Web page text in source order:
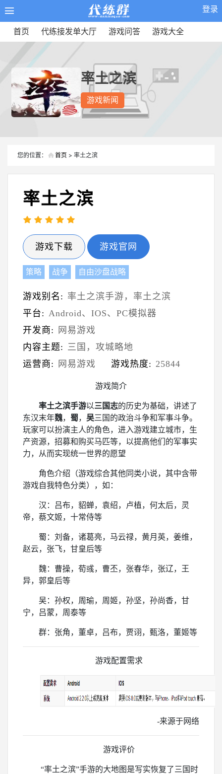
登录
首页 代练接发单大厅 游戏问答 游戏大全
率土之滨
游戏新闻
您的位置： 首页 > 率土之滨
率土之滨
游戏下载 游戏官网
策略 战争 自由沙盘战略
游戏别名: 率土之滨手游，率土之滨
平台: Android、IOS、PC模拟器
开发商:
网易游戏
内容主题: 三国，攻城略地
运营商:
网易游戏 游戏热度: 25844
游戏简介
率土之滨手游以三国志的历史为基础，讲述了
东汉末年魏， 蜀， 吴三国的政治斗争和军事斗争。
玩家可以扮演主人的角色，进入游戏建立城市，生
产资源，招募和购买马匹等，以提高他们的军事实
力，从而实现统一世界的愿望
角色介绍（游戏综合其他同类小说，其中含带
游戏自我特色分类），如：
汉：吕布，貂蝉，袁绍，卢植，何太后，灵
帝，蔡文姬，十常侍等
蜀：刘备，诸葛亮，马云禄，黄月英，姜维，
赵云，张飞，甘皇后等
魏：曹操，荀彧，曹丕，张春华，张辽，王
异，郭皇后等
吴：孙权，周瑜，周姬，孙坚，孙尚香，甘
宁，吕蒙，周泰等
群：张角，董卓，吕布，贾诩，甄洛，董姬等
游戏配置需求
-来源于网络
游戏评价
“率土之滨”手游的大地图是写实恢复了三国时